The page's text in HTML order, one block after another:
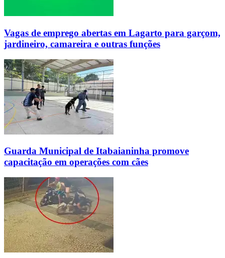
Vagas de emprego abertas em Lagarto para garçom,
jardineiro, camareira e outras funções
Guarda Municipal de Itabaianinha promove
capacitação em operações com cães